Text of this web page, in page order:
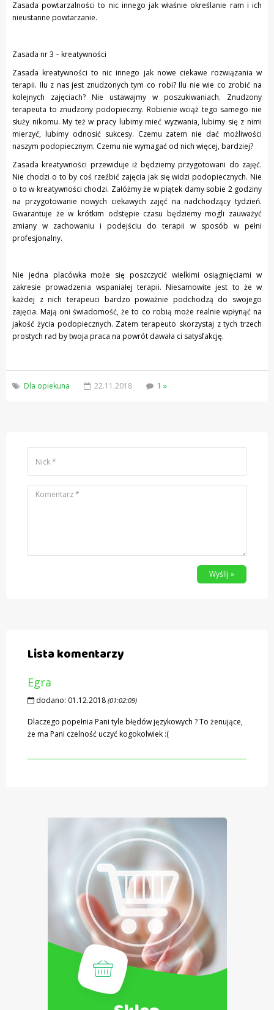
Zasada powtarzalności to nic innego jak właśnie określanie ram i ich
nieustanne powtarzanie.
Zasada nr 3 – kreatywności
Zasada kreatywności to nic innego jak nowe ciekawe rozwiązania w
terapii. Ilu z nas jest znudzonych tym co robi? Ilu nie wie co zrobić na
kolejnych zajęciach? Nie ustawajmy w poszukiwaniach. Znudzony
terapeuta to znudzony podopieczny. Robienie wciąż tego samego nie
służy nikomu. My też w pracy lubimy mieć wyzwania, lubimy się z nimi
mierzyć, lubimy odnosić sukcesy. Czemu zatem nie dać możliwości
naszym podopiecznym. Czemu nie wymagać od nich więcej, bardziej?
Zasada kreatywności przewiduje iż będziemy przygotowani do zajęć.
Nie chodzi o to by coś rzeźbić zajęcia jak się widzi podopiecznych. Nie
o to w kreatywności chodzi. Załóżmy że w piątek damy sobie 2 godziny
na przygotowanie nowych ciekawych zajęć na nadchodzący tydzień.
Gwarantuje że w krótkim odstępie czasu będziemy mogli zauważyć
zmiany w zachowaniu i podejściu do terapii w sposób w pełni
profesjonalny.
Nie jedna placówka może się poszczycić wielkimi osiągnięciami w
zakresie prowadzenia wspaniałej terapii. Niesamowite jest to że w
każdej z nich terapeuci bardzo poważnie podchodzą do swojego
zajęcia. Mają oni świadomość, że to co robią może realnie wpłynąć na
jakość życia podopiecznych. Zatem terapeuto skorzystaj z tych trzech
prostych rad by twoja praca na powrót dawała ci satysfakcję.
Dla opiekuna 22.11.2018 1 »
Wyślij »
Lista komentarzy
Egra
dodano: 01.12.2018 (01:02:09)
Dlaczego popełnia Pani tyle błędów językowych ? To żenujące,
że ma Pani czelność uczyć kogokolwiek :(